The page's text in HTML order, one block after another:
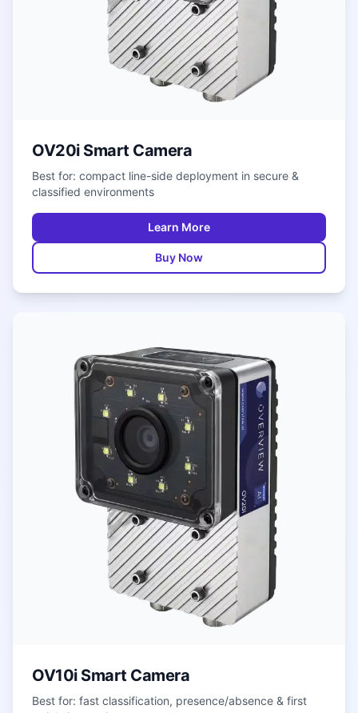
OV20i Smart Camera
Best for: compact line-side deployment in secure &
classified environments
Learn More
Buy Now
OV10i Smart Camera
Best for: fast classification, presence/absence & first